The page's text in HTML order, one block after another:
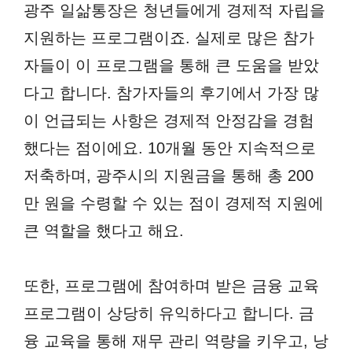
광주 일삶통장은 청년들에게 경제적 자립을
지원하는 프로그램이죠. 실제로 많은 참가
자들이 이 프로그램을 통해 큰 도움을 받았
다고 합니다. 참가자들의 후기에서 가장 많
이 언급되는 사항은 경제적 안정감을 경험
했다는 점이에요. 10개월 동안 지속적으로
저축하며, 광주시의 지원금을 통해 총 200
만 원을 수령할 수 있는 점이 경제적 지원에
큰 역할을 했다고 해요.
또한, 프로그램에 참여하며 받은 금융 교육
프로그램이 상당히 유익하다고 합니다. 금
융 교육을 통해 재무 관리 역량을 키우고, 낭